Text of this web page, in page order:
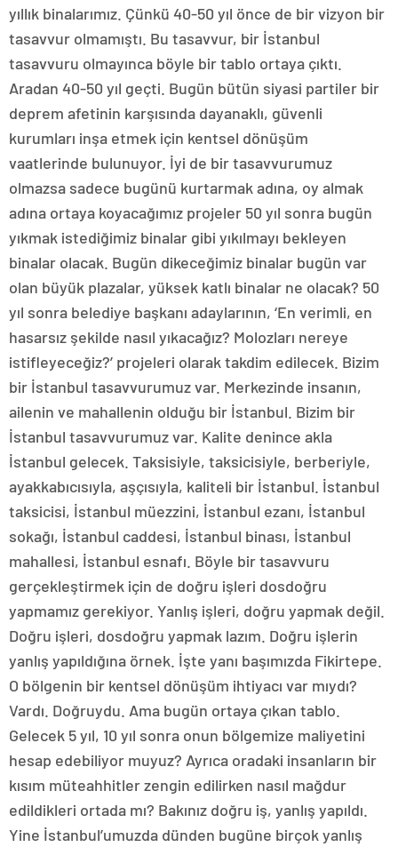
yıllık binalarımız. Çünkü 40-50 yıl önce de bir vizyon bir
tasavvur olmamıştı. Bu tasavvur, bir İstanbul
tasavvuru olmayınca böyle bir tablo ortaya çıktı.
Aradan 40-50 yıl geçti. Bugün bütün siyasi partiler bir
deprem afetinin karşısında dayanaklı, güvenli
kurumları inşa etmek için kentsel dönüşüm
vaatlerinde bulunuyor. İyi de bir tasavvurumuz
olmazsa sadece bugünü kurtarmak adına, oy almak
adına ortaya koyacağımız projeler 50 yıl sonra bugün
yıkmak istediğimiz binalar gibi yıkılmayı bekleyen
binalar olacak. Bugün dikeceğimiz binalar bugün var
olan büyük plazalar, yüksek katlı binalar ne olacak? 50
yıl sonra belediye başkanı adaylarının, ‘En verimli, en
hasarsız şekilde nasıl yıkacağız? Molozları nereye
istifleyeceğiz?’ projeleri olarak takdim edilecek. Bizim
bir İstanbul tasavvurumuz var. Merkezinde insanın,
ailenin ve mahallenin olduğu bir İstanbul. Bizim bir
İstanbul tasavvurumuz var. Kalite denince akla
İstanbul gelecek. Taksisiyle, taksicisiyle, berberiyle,
ayakkabıcısıyla, aşçısıyla, kaliteli bir İstanbul. İstanbul
taksicisi, İstanbul müezzini, İstanbul ezanı, İstanbul
sokağı, İstanbul caddesi, İstanbul binası, İstanbul
mahallesi, İstanbul esnafı. Böyle bir tasavvuru
gerçekleştirmek için de doğru işleri dosdoğru
yapmamız gerekiyor. Yanlış işleri, doğru yapmak değil.
Doğru işleri, dosdoğru yapmak lazım. Doğru işlerin
yanlış yapıldığına örnek. İşte yanı başımızda Fikirtepe.
O bölgenin bir kentsel dönüşüm ihtiyacı var mıydı?
Vardı. Doğruydu. Ama bugün ortaya çıkan tablo.
Gelecek 5 yıl, 10 yıl sonra onun bölgemize maliyetini
hesap edebiliyor muyuz? Ayrıca oradaki insanların bir
kısım müteahhitler zengin edilirken nasıl mağdur
edildikleri ortada mı? Bakınız doğru iş, yanlış yapıldı.
Yine İstanbul’umuzda dünden bugüne birçok yanlış